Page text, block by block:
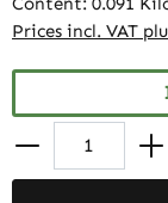
Prices incl. VAT